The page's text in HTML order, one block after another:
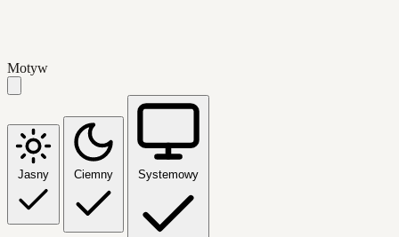
Motyw
Jasny Ciemny Systemowy